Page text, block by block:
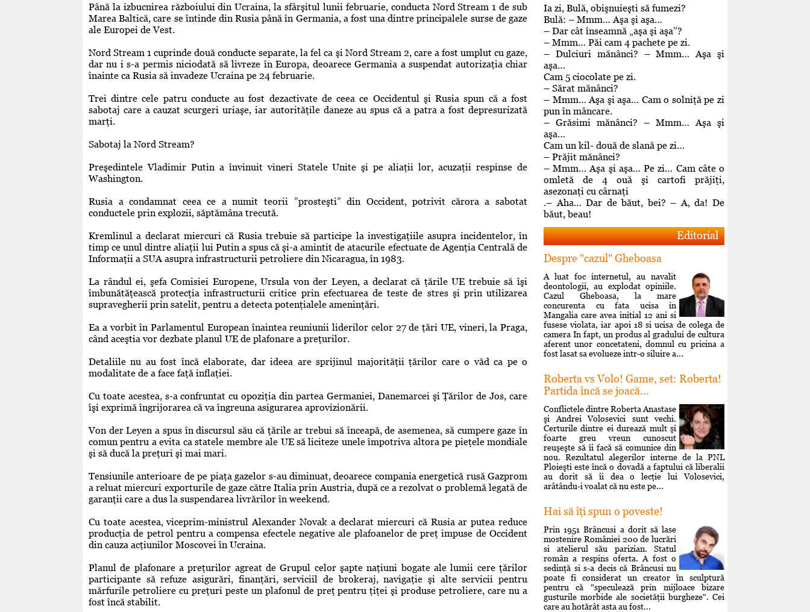
Până la izbucnirea războiului din Ucraina, la sfârşitul lunii februarie, conducta Nord Stream 1 de sub
Marea Baltică, care se întinde din Rusia până în Germania, a fost una dintre principalele surse de gaze
ale Europei de Vest.
Nord Stream 1 cuprinde două conducte separate, la fel ca şi Nord Stream 2, care a fost umplut cu gaze,
dar nu i s-a permis niciodată să livreze în Europa, deoarece Germania a suspendat autorizaţia chiar
înainte ca Rusia să invadeze Ucraina pe 24 februarie.
Trei dintre cele patru conducte au fost dezactivate de ceea ce Occidentul şi Rusia spun că a fost
sabotaj care a cauzat scurgeri uriaşe, iar autorităţile daneze au spus că a patra a fost depresurizată
marţi.
Sabotaj la Nord Stream?
Preşedintele Vladimir Putin a învinuit vineri Statele Unite şi pe aliaţii lor, acuzaţii respinse de
Washington.
Rusia a condamnat ceea ce a numit teorii ”prosteşti” din Occident, potrivit cărora a sabotat
conductele prin explozii, săptămâna trecută.
Kremlinul a declarat miercuri că Rusia trebuie să participe la investigaţiile asupra incidentelor, în
timp ce unul dintre aliaţii lui Putin a spus că şi-a amintit de atacurile efectuate de Agenţia Centrală de
Informaţii a SUA asupra infrastructurii petroliere din Nicaragua, în 1983.
La rândul ei, şefa Comisiei Europene, Ursula von der Leyen, a declarat că ţările UE trebuie să îşi
îmbunătăţească protecţia infrastructurii critice prin efectuarea de teste de stres şi prin utilizarea
supravegherii prin satelit, pentru a detecta potenţialele ameninţări.
Ea a vorbit în Parlamentul European înaintea reuniunii liderilor celor 27 de ţări UE, vineri, la Praga,
când aceştia vor dezbate planul UE de plafonare a preţurilor.
Detaliile nu au fost încă elaborate, dar ideea are sprijinul majorităţii ţărilor care o văd ca pe o
modalitate de a face faţă inflaţiei.
Cu toate acestea, s-a confruntat cu opoziţia din partea Germaniei, Danemarcei şi Ţărilor de Jos, care
îşi exprimă îngrijorarea că va îngreuna asigurarea aprovizionării.
Von der Leyen a spus în discursul său că ţările ar trebui să înceapă, de asemenea, să cumpere gaze în
comun pentru a evita ca statele membre ale UE să liciteze unele împotriva altora pe pieţele mondiale
şi să ducă la preţuri şi mai mari.
Tensiunile anterioare de pe piaţa gazelor s-au diminuat, deoarece compania energetică rusă Gazprom
a reluat miercuri exporturile de gaze către Italia prin Austria, după ce a rezolvat o problemă legată de
garanţii care a dus la suspendarea livrărilor în weekend.
Cu toate acestea, viceprim-ministrul Alexander Novak a declarat miercuri că Rusia ar putea reduce
producţia de petrol pentru a compensa efectele negative ale plafoanelor de preţ impuse de Occident
din cauza acţiunilor Moscovei în Ucraina.
Planul de plafonare a preţurilor agreat de Grupul celor şapte naţiuni bogate ale lumii cere ţărilor
participante să refuze asigurări, finanţări, serviciil de brokeraj, navigaţie şi alte servicii pentru
mărfurile petroliere cu preţuri peste un plafonul de preţ pentru ţiţei şi produse petroliere, care nu a
fost încă stabilit.
Ia zi, Bulă, obişnuieşti să fumezi?
Bulă: – Mmm… Aşa şi aşa…
– Dar cât înseamnă „aşa şi aşa”?
– Mmm… Păi cam 4 pachete pe zi.
– Dulciuri mănânci? – Mmm… Aşa şi
aşa…
Cam 5 ciocolate pe zi.
– Sărat mănânci?
– Mmm… Aşa şi aşa… Cam o solniţă pe zi
pun în mâncare.
– Grăsimi mănânci? – Mmm… Aşa şi
aşa…
Cam un kil- două de slană pe zi…
– Prăjit mănânci?
– Mmm… Aşa şi aşa… Pe zi… Cam câte o
omletă de 4 ouă şi cartofi prăjiţi,
asezonaţi cu cârnaţi
.– Aha… Dar de băut, bei? – A, da! De
băut, beau!
Editorial
Despre "cazul" Gheboasa
A luat foc internetul, au navalit
deontologii, au explodat opiniile.
Cazul Gheboasa, la mare
concurenta cu fata ucisa in
Mangalia care avea initial 12 ani si
fusese violata, iar apoi 18 si ucisa de colega de
camera In fapt, un produs al gradului de cultura
aferent unor concetateni, domnul cu pricina a
fost lasat sa evolueze intr-o siluire a...
Roberta vs Volo! Game, set: Roberta!
Partida încă se joacă...
Conflictele dintre Roberta Anastase
şi Andrei Volosevici sunt vechi.
Certurile dintre ei durează mult şi
foarte greu vreun cunoscut
reuşeşte să îi facă să comunice din
nou. Rezultatul alegerilor interne de la PNL
Ploieşti este încă o dovadă a faptului că liberalii
au dorit să îi dea o lecţie lui Volosevici,
arâtându-i voalat că nu este pe...
Hai să îţi spun o poveste!
Prin 1951 Brâncusi a dorit să lase
mostenire României 200 de lucrări
si atelierul său parizian. Statul
român a respins oferta. A fost o
sedinţă si s-a decis că Brâncusi nu
poate fi considerat un creator în sculptură
pentru că "speculează prin mijloace bizare
gusturile morbide ale societăţii burgheze". Cei
care au hotărât asta au fost...